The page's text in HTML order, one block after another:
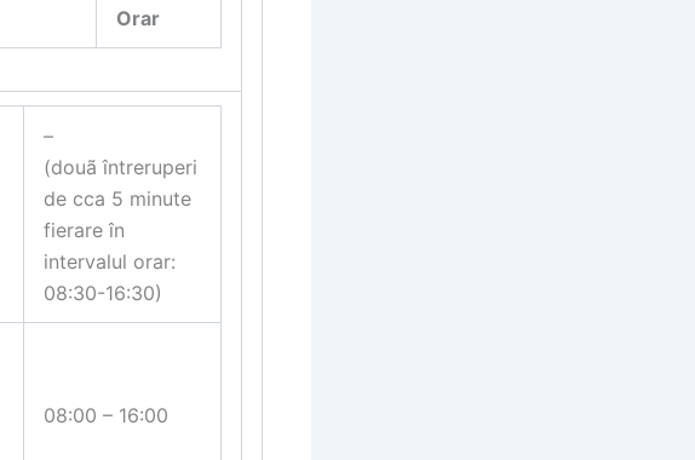
Orar
–
(douã întreruperi
de cca 5 minute
fierare în
intervalul orar:
08:30-16:30)
08:00 – 16:00